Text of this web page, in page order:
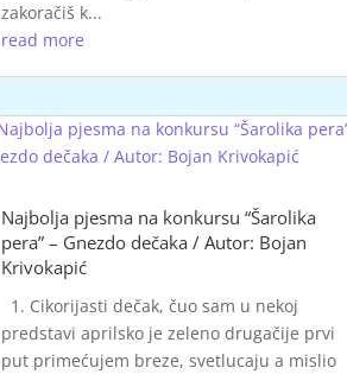
zakoračiš k...
read more
Najbolja pjesma na konkursu “Šarolika
pera” – Gnezdo dečaka / Autor: Bojan
Krivokapić
1. Cikorijasti dečak, čuo sam u nekoj
predstavi aprilsko je zeleno drugačije prvi
put primećujem breze, svetlucaju a mislio